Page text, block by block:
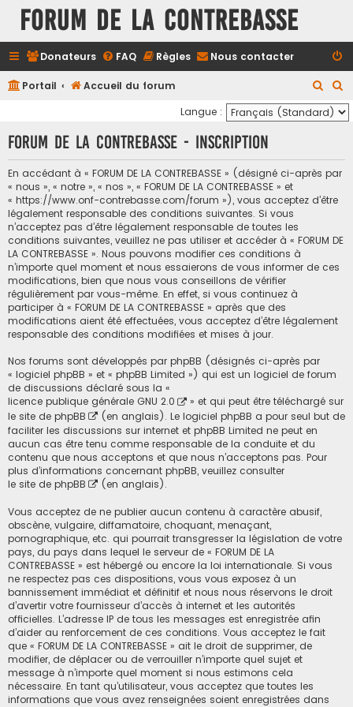
FORUM DE LA CONTREBASSE
Donateurs FAQ Règles Nous contacter
Portail Accueil du forum
e
c
e
c
c
r
Langue :
FORUM DE LA CONTREBASSE - Inscription
En accédant à « FORUM DE LA CONTREBASSE » (désigné ci-après par
« nous », « notre », « nos », « FORUM DE LA CONTREBASSE » et
« https://www.onf-contrebasse.com/forum »), vous acceptez d’être
légalement responsable des conditions suivantes. Si vous
n’acceptez pas d’être légalement responsable de toutes les
conditions suivantes, veuillez ne pas utiliser et accéder à « FORUM DE
LA CONTREBASSE ». Nous pouvons modifier ces conditions à
n’importe quel moment et nous essaierons de vous informer de ces
modifications, bien que nous vous conseillons de vérifier
régulièrement par vous-même. En effet, si vous continuez à
participer à « FORUM DE LA CONTREBASSE » après que des
modifications aient été effectuées, vous acceptez d’être légalement
responsable des conditions modifiées et mises à jour.
Nos forums sont développés par phpBB (désignés ci-après par
« logiciel phpBB » et « phpBB Limited ») qui est un logiciel de forum
de discussions déclaré sous la «
licence publique générale GNU 2.0
» et qui peut être téléchargé sur
le site de phpBB
(en anglais). Le logiciel phpBB a pour seul but de
faciliter les discussions sur internet et phpBB Limited ne peut en
aucun cas être tenu comme responsable de la conduite et du
contenu que nous acceptons et que nous n’acceptons pas. Pour
plus d’informations concernant phpBB, veuillez consulter
le site de phpBB
(en anglais).
Vous acceptez de ne publier aucun contenu à caractère abusif,
obscène, vulgaire, diffamatoire, choquant, menaçant,
pornographique, etc. qui pourrait transgresser la législation de votre
pays, du pays dans lequel le serveur de « FORUM DE LA
CONTREBASSE » est hébergé ou encore la loi internationale. Si vous
ne respectez pas ces dispositions, vous vous exposez à un
bannissement immédiat et définitif et nous nous réservons le droit
d’avertir votre fournisseur d’accès à internet et les autorités
officielles. L’adresse IP de tous les messages est enregistrée afin
d’aider au renforcement de ces conditions. Vous acceptez le fait
que « FORUM DE LA CONTREBASSE » ait le droit de supprimer, de
modifier, de déplacer ou de verrouiller n’importe quel sujet et
message à n’importe quel moment si nous estimons cela
nécessaire. En tant qu’utilisateur, vous acceptez que toutes les
informations que vous avez renseignées soient enregistrées dans